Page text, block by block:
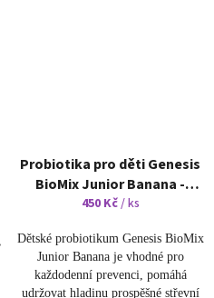
Probiotika pro děti Genesis
BioMix Junior Banana -
rozpustné sáčky s příchutí
450 Kč/ ks
Dětské probiotikum Genesis BioMix
Junior Banana je vhodné pro
každodenní prevenci, pomáhá
udržovat hladinu prospěšné střevní